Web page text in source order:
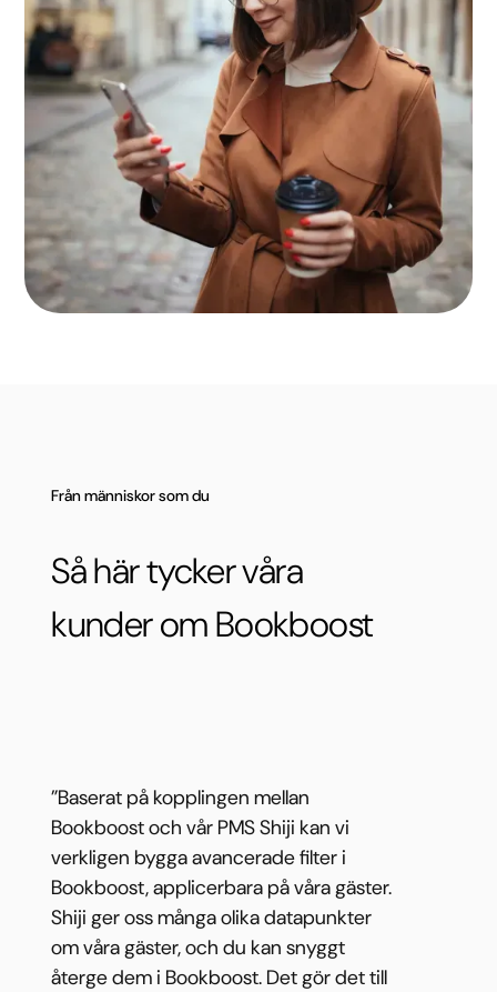
Från människor som du
Så här tycker våra
kunder om Bookboost
”Baserat på kopplingen mellan
Bookboost och vår PMS Shiji kan vi
verkligen bygga avancerade filter i
Bookboost, applicerbara på våra gäster.
Shiji ger oss många olika datapunkter
om våra gäster, och du kan snyggt
återge dem i Bookboost. Det gör det till